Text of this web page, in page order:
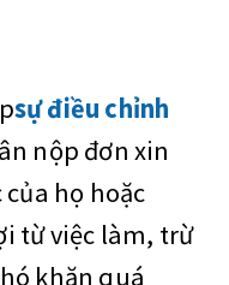
sự điều chỉnh
nộp đơn xin
họ hoặc
từ việc làm, trừ
khăn quá